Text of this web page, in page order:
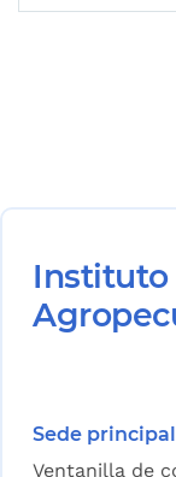
Instituto
Sede principal
Ventanilla de